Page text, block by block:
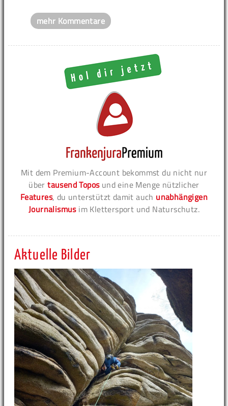
mehr Kommentare
Mit dem Premium-Account bekommst du nicht nur
übertausend Toposund eine Menge nützlicher
Features, du unterstützt damit auch unabhängigen
Journalismusim Klettersport und Naturschutz.
Aktuelle Bilder